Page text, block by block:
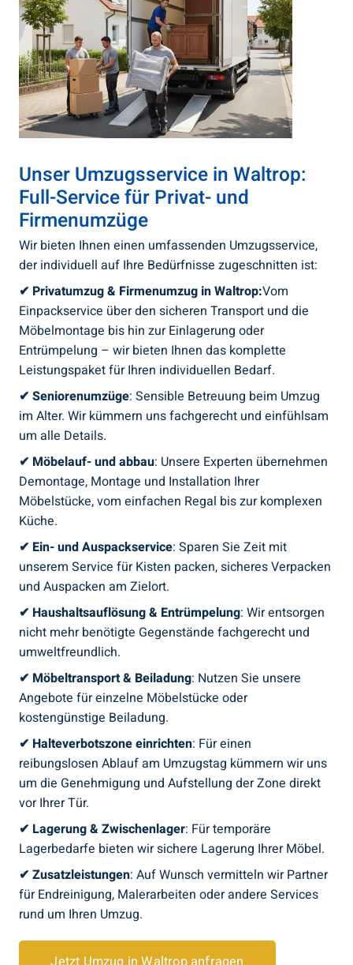
Unser Umzugsservice in Waltrop:
Full-Service für Privat- und
Firmenumzüge
Wir bieten Ihnen einen umfassenden Umzugsservice,
der individuell auf Ihre Bedürfnisse zugeschnitten ist:
✔ Privatumzug & Firmenumzug in Waltrop:Vom
Einpackservice über den sicheren Transport und die
Möbelmontage bis hin zur Einlagerung oder
Entrümpelung – wir bieten Ihnen das komplette
Leistungspaket für Ihren individuellen Bedarf.
✔Seniorenumzüge: Sensible Betreuung beim Umzug
im Alter. Wir kümmern uns fachgerecht und einfühlsam
um alle Details.
✔ Möbelauf- und abbau: Unsere Experten übernehmen
Demontage, Montage und Installation Ihrer
Möbelstücke, vom einfachen Regal bis zur komplexen
Küche.
✔ Ein- und Auspackservice: Sparen Sie Zeit mit
unserem Service für Kisten packen, sicheres Verpacken
und Auspacken am Zielort.
✔ Haushaltsauflösung & Entrümpelung: Wir entsorgen
nicht mehr benötigte Gegenstände fachgerecht und
umweltfreundlich.
✔ Möbeltransport & Beiladung: Nutzen Sie unsere
Angebote für einzelne Möbelstücke oder
kostengünstige Beiladung.
✔ Halteverbotszone einrichten: Für einen
reibungslosen Ablauf am Umzugstag kümmern wir uns
um die Genehmigung und Aufstellung der Zone direkt
vor Ihrer Tür.
✔ Lagerung & Zwischenlager: Für temporäre
Lagerbedarfe bieten wir sichere Lagerung Ihrer Möbel.
✔Zusatzleistungen: Auf Wunsch vermitteln wir Partner
für Endreinigung, Malerarbeiten oder andere Services
rund um Ihren Umzug.